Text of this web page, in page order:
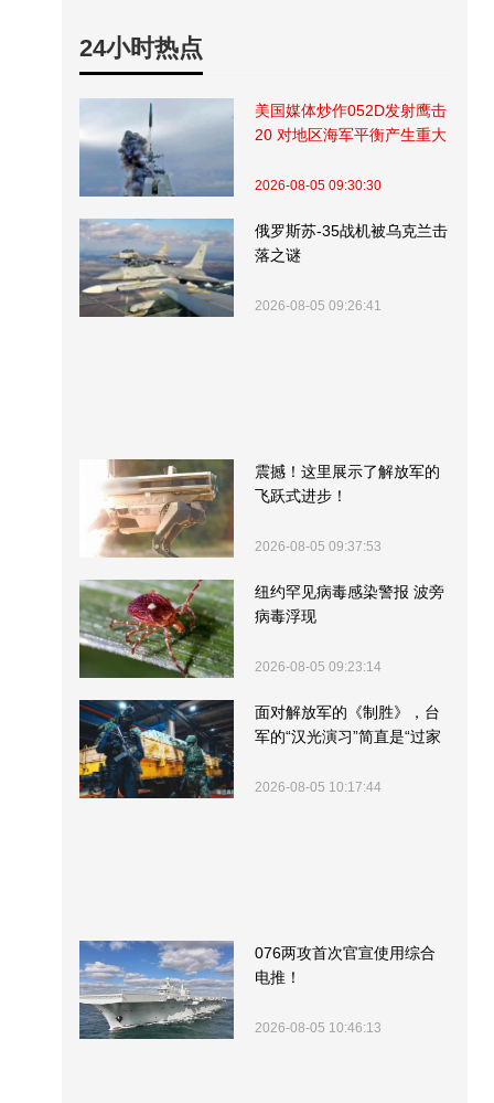
24小时热点
美国媒体炒作052D发射鹰击
20 对地区海军平衡产生重大
2026-08-05 09:30:30
俄罗斯苏-35战机被乌克兰击
落之谜
2026-08-05 09:26:41
震撼！这里展示了解放军的
飞跃式进步！
2026-08-05 09:37:53
纽约罕见病毒感染警报 波旁
病毒浮现
2026-08-05 09:23:14
面对解放军的《制胜》，台
军的“汉光演习”简直是“过家
2026-08-05 10:17:44
076两攻首次官宣使用综合
电推！
2026-08-05 10:46:13